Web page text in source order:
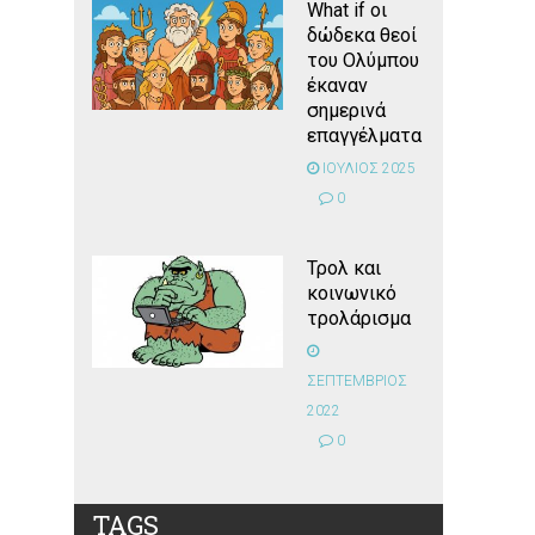
What if οι
δώδεκα θεοί
του Ολύμπου
έκαναν
σημερινά
επαγγέλματα
ΙΟΥΛΙΟΣ 2025
0
Τρολ και
κοινωνικό
τρολάρισμα
ΣΕΠΤΕΜΒΡΙΟΣ
2022
0
TAGS